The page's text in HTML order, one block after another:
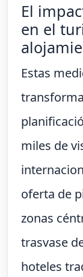
El
en el
Estas
miles de
oferta de
zonas
trasvase
hoteles